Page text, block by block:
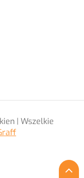
| Wszelkie